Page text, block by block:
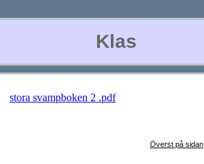
Klas
stora svampboken 2 .pdf
Överst på sidan